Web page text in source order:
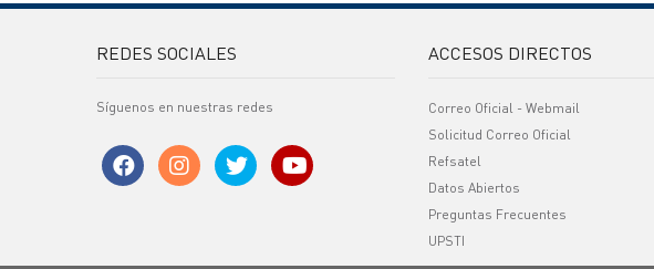
REDES SOCIALES
Síguenos en nuestras redes
ACCESOS DIRECTOS
Correo Oficial - Webmail
Solicitud Correo Oficial
Refsatel
Datos Abiertos
Preguntas Frecuentes
UPSTI